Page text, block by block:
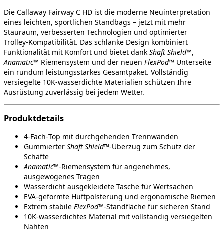
Die Callaway Fairway C HD ist die moderne Neuinterpretation
eines leichten, sportlichen Standbags – jetzt mit mehr
Stauraum, verbesserten Technologien und optimierter
Trolley‑Kompatibilität. Das schlanke Design kombiniert
Funktionalität mit Komfort und bietet dank Shaft Shield™,
Anamatic™ Riemensystem und der neuen FlexPod™ Unterseite
ein rundum leistungsstarkes Gesamtpaket. Vollständig
versiegelte 10K‑wasserdichte Materialien schützen Ihre
Ausrüstung zuverlässig bei jedem Wetter.
Produktdetails
4‑Fach‑Top mit durchgehenden Trennwänden
Gummierter Shaft Shield™‑Überzug zum Schutz der
Schäfte
Anamatic™‑Riemensystem für angenehmes,
ausgewogenes Tragen
Wasserdicht ausgekleidete Tasche für Wertsachen
EVA‑geformte Hüftpolsterung und ergonomische Riemen
Extrem stabile FlexPod™‑Standfläche für sicheren Stand
10K‑wasserdichtes Material mit vollständig versiegelten
Nähten